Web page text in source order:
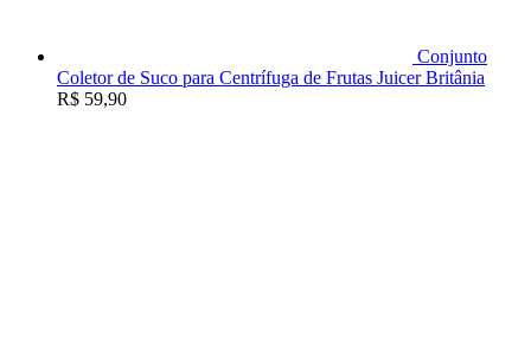
Conjunto
Coletor de Suco para Centrífuga de Frutas Juicer Britânia
R$ 59,90